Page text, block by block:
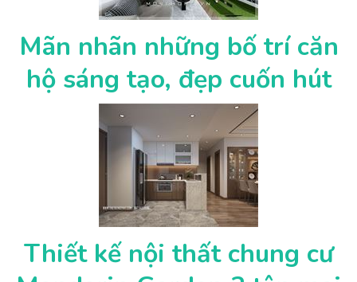
Mãn nhãn những bố trí căn
hộ sáng tạo, đẹp cuốn hút
Thiết kế nội thất chung cư